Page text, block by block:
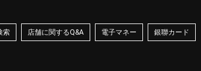
索 店舗に関するQ&A 電子マネー 銀聯カード